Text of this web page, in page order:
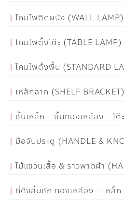
โคมไฟติดผนัง (WALL LAMP)
โคมไฟตั้งโต๊ะ (TABLE LAMP)
โคมไฟตั้งพื้น (STANDARD
เหล็กฉาก (SHELF BRACKET)
ชั้นเหล็ก - ชั้นทองเหลือง - โต๊
มือจับประตู (HANDLE &
ไม้แขวนเสื้อ & ราวพาดผ้า
ที่ดึงลิ้นชัก ทองเหลือง - เหล็ก